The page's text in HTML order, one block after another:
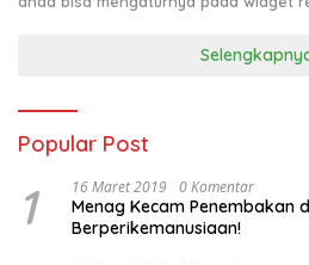
Popular Post
1 16 Maret 2019 0 Komentar
Menag Kecam Penembakan
Berperikemanusiaan!